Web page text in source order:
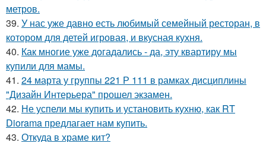
метров.
39. У нас уже давно есть любимый семейный ресторан, в
котором для детей игровая, и вкусная кухня.
40. Как многие уже догадались - да, эту квартиру мы
купили для мамы.
41. 24 марта у группы 221 Р 111 в рамках дисциплины
"Дизайн Интерьера" прошел экзамен.
42. Не успели мы купить и установить кухню, как RT
Diorama предлагает нам купить.
43. Откуда в храме кит?